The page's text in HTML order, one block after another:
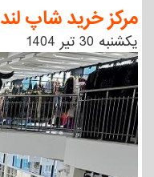
مرکز خرید شاپ لند
يكشنبه 30 تیر 1404